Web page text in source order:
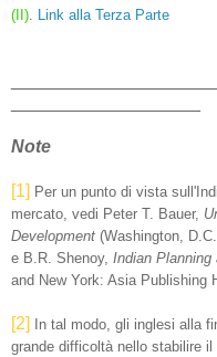
(II). Link alla Terza Parte
Note
[1] Per un punto di vista
mercato, vedi Peter T. Bauer,
Development (Washington,
e B.R. Shenoy, Indian Planning
and New York: Asia Publishing
[2]
In tal modo, gli inglesi alla
grande difficoltà nello stabilire